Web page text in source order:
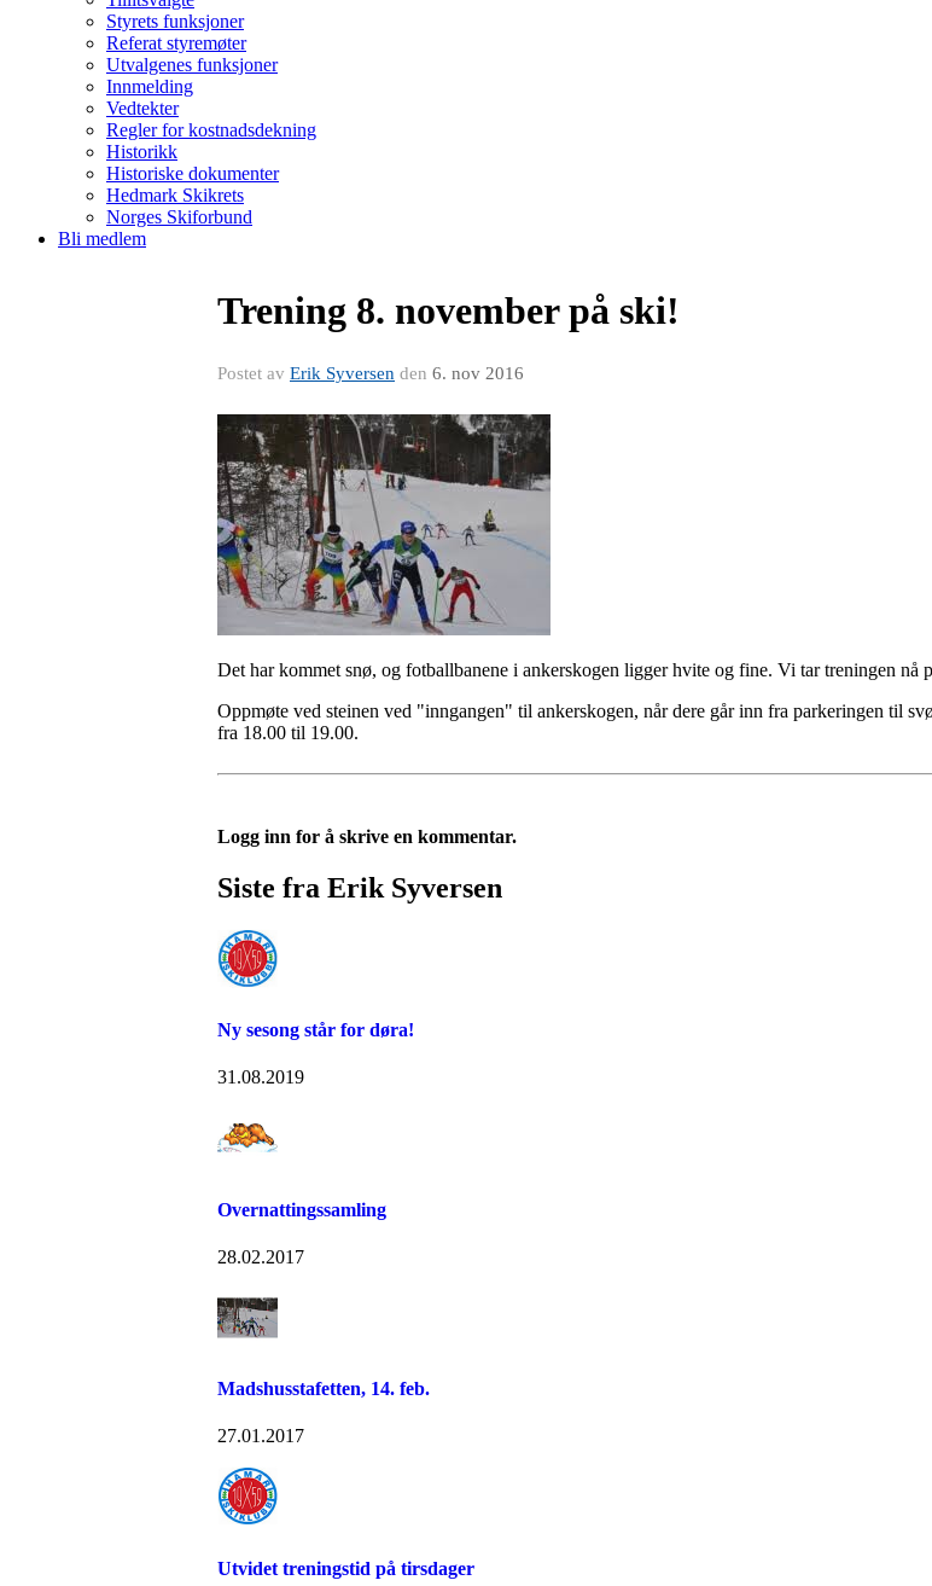
Styrets funksjoner
Referat styremøter
Utvalgenes funksjoner
Innmelding
Vedtekter
Regler for kostnadsdekning
Historikk
Historiske dokumenter
Hedmark Skikrets
Norges Skiforbund
Bli medlem
Trening 8. november på ski!
Postet av Erik Syversen den 6. nov 2016
Det har kommet snø, og fotballbanene i ankerskogen ligger hvite og fine. Vi tar treningen nå
Oppmøte ved steinen ved "inngangen" til ankerskogen, når dere går inn fra parkeringen til
fra 18.00 til 19.00.
Logg inn for å skrive en kommentar.
Siste fra Erik Syversen
Ny sesong står for døra!
31.08.2019
Overnattingssamling
28.02.2017
Madshusstafetten, 14. feb.
27.01.2017
Utvidet treningstid på tirsdager